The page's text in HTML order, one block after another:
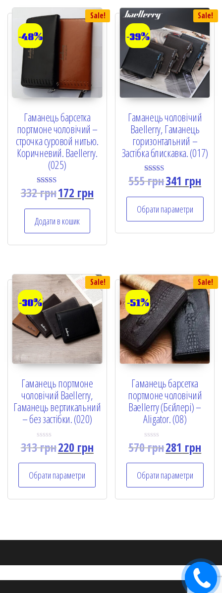
Sale!
-48%
Гаманець барсетка
портмоне чоловічий –
строчка суровой нитью.
Коричневий. Baellerry.
(025)
Rated
5.00
332грн172 грн
Додати в кошик
Sale!
-39%
Гаманець чоловічий
Baellerry, Гаманець
горизонтальний –
Застібка блискавка. (017)
Rated
5.00
555грн341 грн
Обрати параметри
Sale!
-30%
Гаманець портмоне
чоловічий Baellerry,
Гаманець вертикальний
– без застібки. (020)
R
a
d
0
o
u
313грн220грн
Обрати параметри
Sale!
-51%
Гаманець барсетка
портмоне чоловічий
Baellerry (Бєйлері) –
Aligator. (08)
R
d
0
o
u
570грн281 грн
Обрати параметри
Замовити
дзвінок